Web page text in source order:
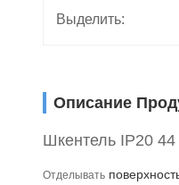
Выделить:
Описание
Шкентель IP20
Отделывать